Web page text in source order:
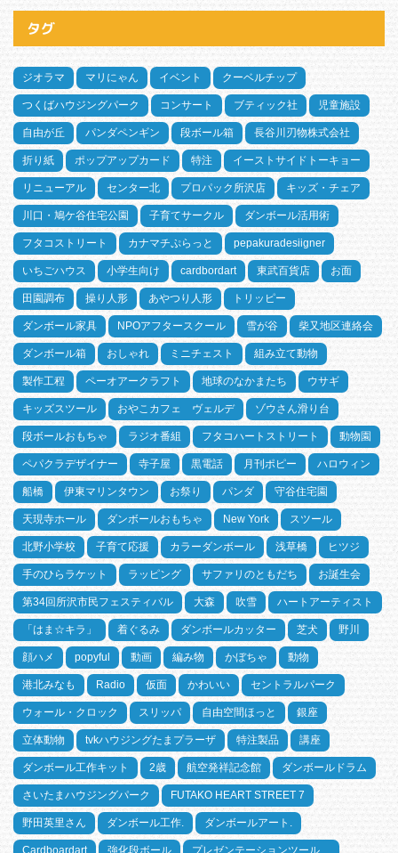
タグ
ジオラマ マリにゃん イベント クーベルチップ
つくばハウジングパーク コンサート ブティック社 児童施設
自由が丘 パンダペンギン 段ボール箱 長谷川刃物株式会社
折り紙 ポップアップカード 特注 イーストサイドトーキョー
リニューアル センター北 プロパック所沢店 キッズ・チェア
川口・鳩ケ谷住宅公園 子育てサークル ダンボール活用術
フタコストリート カナマチぷらっと pepakuradesiigner
いちごハウス 小学生向け cardbordart 東武百貨店 お面
田園調布 操り人形 あやつり人形 トリッピー
ダンボール家具 NPOアフタースクール 雪が谷 柴又地区連絡会
ダンボール箱 おしゃれ ミニチェスト 組み立て動物
製作工程 ペーオアークラフト 地球のなかまたち ウサギ
キッズスツール おやこカフェ ヴェルデ ゾウさん滑り台
段ボールおもちゃ ラジオ番組 フタコハートストリート 動物園
ペパクラデザイナー 寺子屋 黒電話 月刊ポピー ハロウィン
船橋 伊東マリンタウン お祭り パンダ 守谷住宅園
天現寺ホール ダンボールおもちゃ New York スツール
北野小学校 子育て応援 カラーダンボール 浅草橋 ヒツジ
手のひらラケット ラッピング サファリのともだち お誕生会
第34回所沢市民フェスティバル 大森 吹雪 ハートアーティスト
「はま☆キラ」 着ぐるみ ダンボールカッター 芝犬 野川
顔ハメ popyful 動画 編み物 かぼちゃ 動物
港北みなも Radio 仮面 かわいい セントラルパーク
ウォール・クロック スリッパ 自由空間ほっと 銀座
立体動物 tvkハウジングたまプラーザ 特注製品 講座
ダンボール工作キット 2歳 航空発祥記念館 ダンボールドラム
さいたまハウジングパーク FUTAKO HEART STREET 7
野田英里さん ダンボール工作. ダンボールアート.